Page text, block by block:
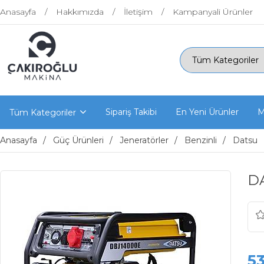
Anasayfa Hakkımızda İletişim Kampanyali Ürünler
Tüm Kategoriler Sipariş Takibi En Yeni Ürünler
Anasayfa Güç Ürünleri Jeneratörler Benzinli Datsu